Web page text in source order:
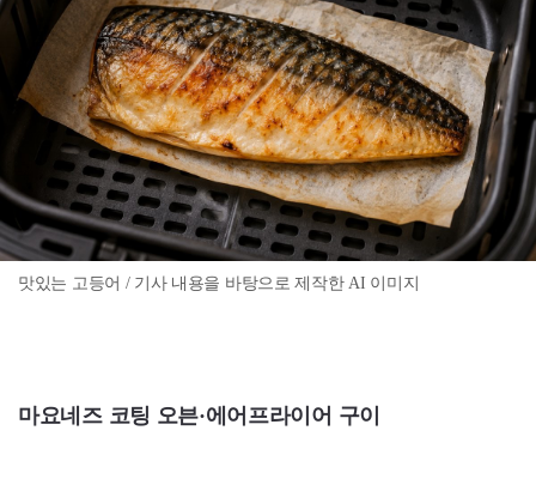
맛있는 고등어 / 기사 내용을 바탕으로 제작한 AI 이미지
마요네즈 코팅 오븐·에어프라이어 구이